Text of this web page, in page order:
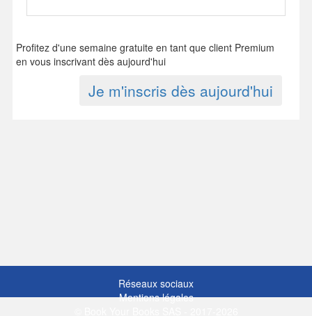
Profitez d'une semaine gratuite en tant que client Premium
en vous inscrivant dès aujourd'hui
Je m'inscris dès aujourd'hui
Réseaux sociaux
Mentions légales